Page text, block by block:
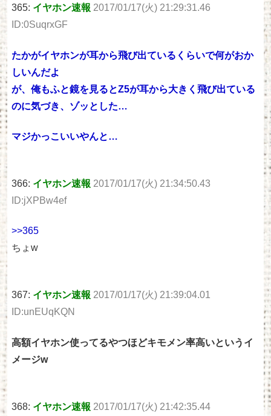
365: イヤホン速報 2017/01/17(火) 21:29:31.46
ID:0SuqrxGF
たかがイヤホンが耳から飛び出ているくらいで何がおか
しいんだよ
が、俺もふと鏡を見るとZ5が耳から大きく飛び出ている
のに気づき、ゾッとした…
マジかっこいいやんと…
366: イヤホン速報 2017/01/17(火) 21:34:50.43
ID:jXPBw4ef
>>365
ちょw
367: イヤホン速報 2017/01/17(火) 21:39:04.01
ID:unEUqKQN
高額イヤホン使ってるやつほどキモメン率高いというイ
メージw
368: イヤホン速報 2017/01/17(火) 21:42:35.44